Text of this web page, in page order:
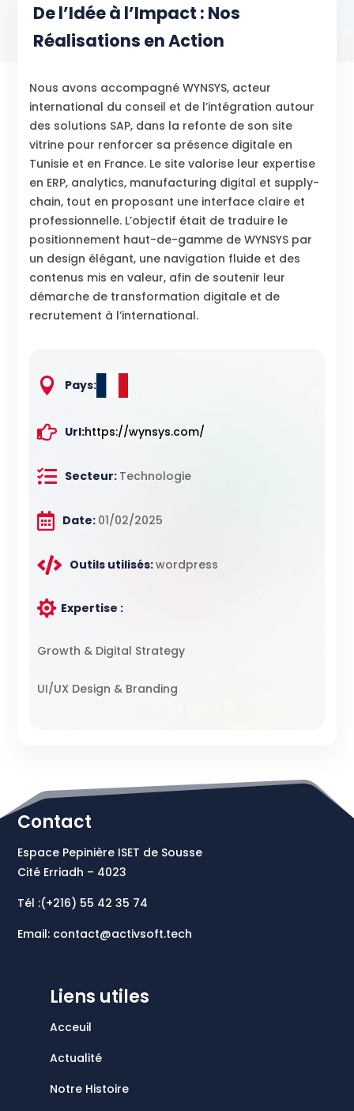
De l’Idée à l’Impact : Nos
Réalisations en Action
Nous avons accompagné WYNSYS, acteur
international du conseil et de l’intégration autour
des solutions SAP, dans la refonte de son site
vitrine pour renforcer sa présence digitale en
Tunisie et en France. Le site valorise leur expertise
en ERP, analytics, manufacturing digital et supply-
chain, tout en proposant une interface claire et
professionnelle. L’objectif était de traduire le
positionnement haut-de-gamme de WYNSYS par
un design élégant, une navigation fluide et des
contenus mis en valeur, afin de soutenir leur
démarche de transformation digitale et de
recrutement à l’international.
Pays:
Url:https://wynsys.com/
Secteur: Technologie
Date: 01/02/2025
Outils utilisés:wordpress
 Expertise :
Growth & Digital Strategy
UI/UX Design & Branding
Contact
Espace Pepinière ISET de Sousse
Cité Erriadh – 4023
Tél :(+216) 55 42 35 74
Email: contact@activsoft.tech
Liens utiles
Acceuil
Actualité
Notre Histoire